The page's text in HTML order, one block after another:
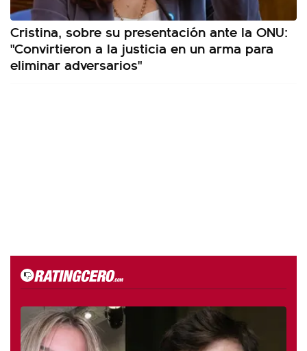
Cristina, sobre su presentación ante la ONU:
"Convirtieron a la justicia en un arma para
eliminar adversarios"